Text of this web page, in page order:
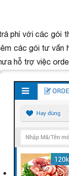
phí với các
các gói tư
hỗ trợ việc